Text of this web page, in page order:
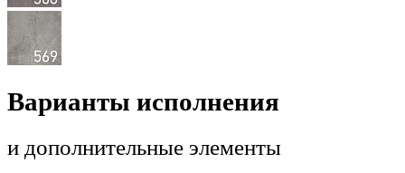
Варианты исполнения
и дополнительные элементы